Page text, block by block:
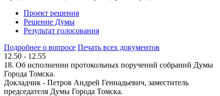
Проект решения
Решение Думы
Результат голосования
Подробнее о вопросе Печать всех документов
12.50 - 12.55
18. Об исполнении протокольных поручений собраний Думы
Города Томска.
Докладчик - Петров Андрей Геннадьевич, заместитель
председателя Думы Города Томска.